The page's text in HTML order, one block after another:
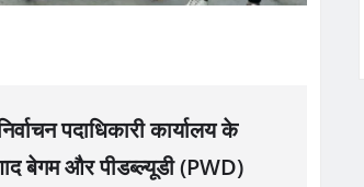
पदाधिकारी कार्यालय के
बेगम और पीडब्ल्यूडी (PWD)